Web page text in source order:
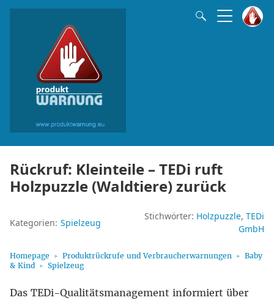
Rückruf: Kleinteile – TEDi ruft
Holzpuzzle (Waldtiere) zurück
Kategorien: Spielzeug
Stichwörter: Holzpuzzle TEDi
GmbH
Homepage Produktrückrufe und Verbraucherwarnungen
Baby
& Kind
Spielzeug
Das TEDi-Qualitätsmanagement informiert über